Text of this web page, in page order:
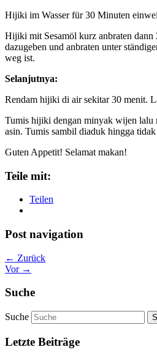
Hijiki im Wasser für 30 Minuten
Hijiki mit Sesamöl kurz anbraten dann
dazugeben und anbraten unter
weg ist.
Selanjutnya:
Rendam hijiki di air sekitar 30 menit.
Tumis hijiki dengan minyak wijen lalu
asin. Tumis sambil diaduk hingga tidak
Guten Appetit! Selamat makan!
Teile mit:
Teilen
Post navigation
← Zurück
Vor →
Suche
Suche
Letzte Beiträge